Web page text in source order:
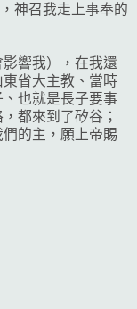
神召我走上事奉的
響我），在我還
省大主教、當時
也就是長子要事
都來到了矽谷；
的主，願上帝賜